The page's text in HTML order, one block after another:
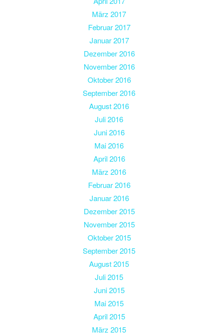
März 2017
Februar 2017
Januar 2017
Dezember 2016
November 2016
Oktober 2016
September 2016
August 2016
Juli 2016
Juni 2016
Mai 2016
April 2016
März 2016
Februar 2016
Januar 2016
Dezember 2015
November 2015
Oktober 2015
September 2015
August 2015
Juli 2015
Juni 2015
Mai 2015
April 2015
März 2015